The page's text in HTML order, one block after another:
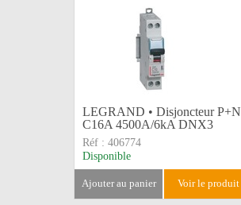
LEGRAND • Disjoncteur P+N
C16A 4500A/6kA DNX3
Réf : 406774
Disponible
ajouter au panier voir le produit